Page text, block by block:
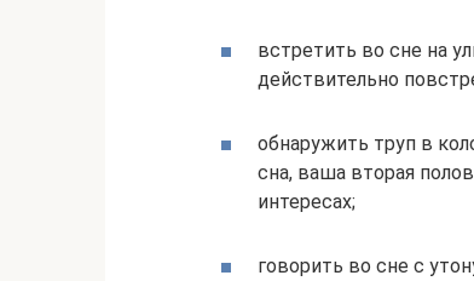
встретить во сне на
действительно
обнаружить труп в
сна, ваша вторая
интересах;
говорить во сне с